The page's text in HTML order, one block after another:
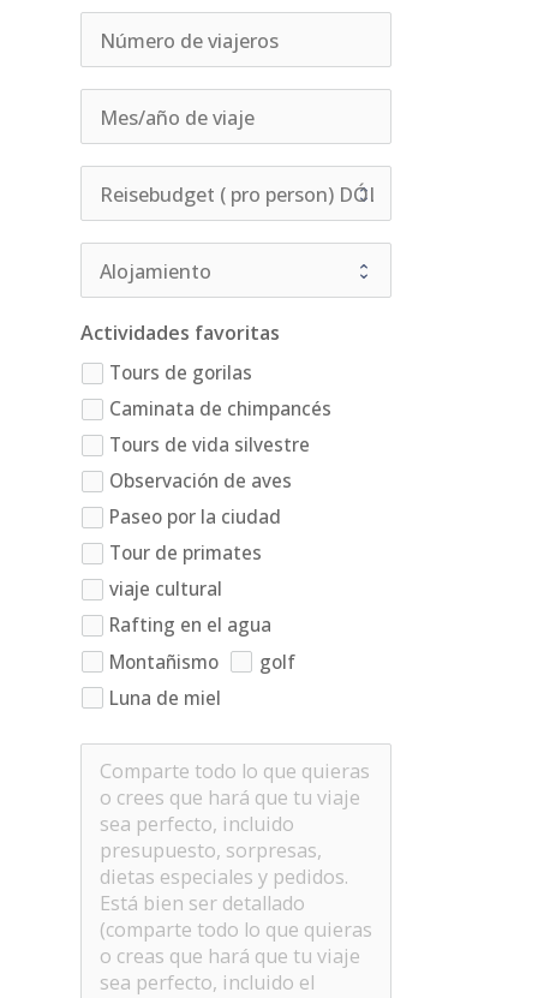
Actividades favoritas
Tours de gorilas
Caminata de chimpancés
Tours de vida silvestre
Observación de aves
Paseo por la ciudad
Tour de primates
viaje cultural
Rafting en el agua
Montañismo
golf
Luna de miel